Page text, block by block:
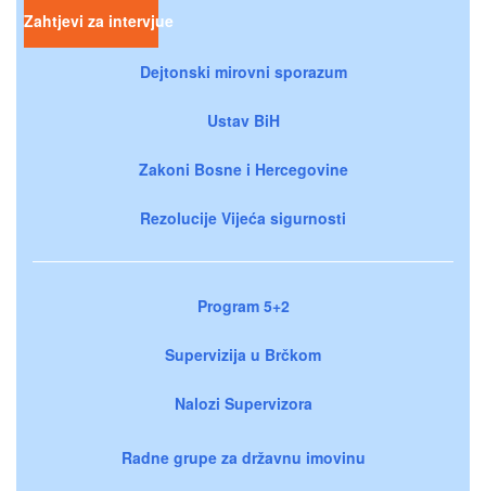
Zahtjevi za intervjue
Dejtonski mirovni sporazum
Ustav BiH
Zakoni Bosne i Hercegovine
Rezolucije Vijeća sigurnosti
Program 5+2
Supervizija u Brčkom
Nalozi Supervizora
Radne grupe za državnu imovinu